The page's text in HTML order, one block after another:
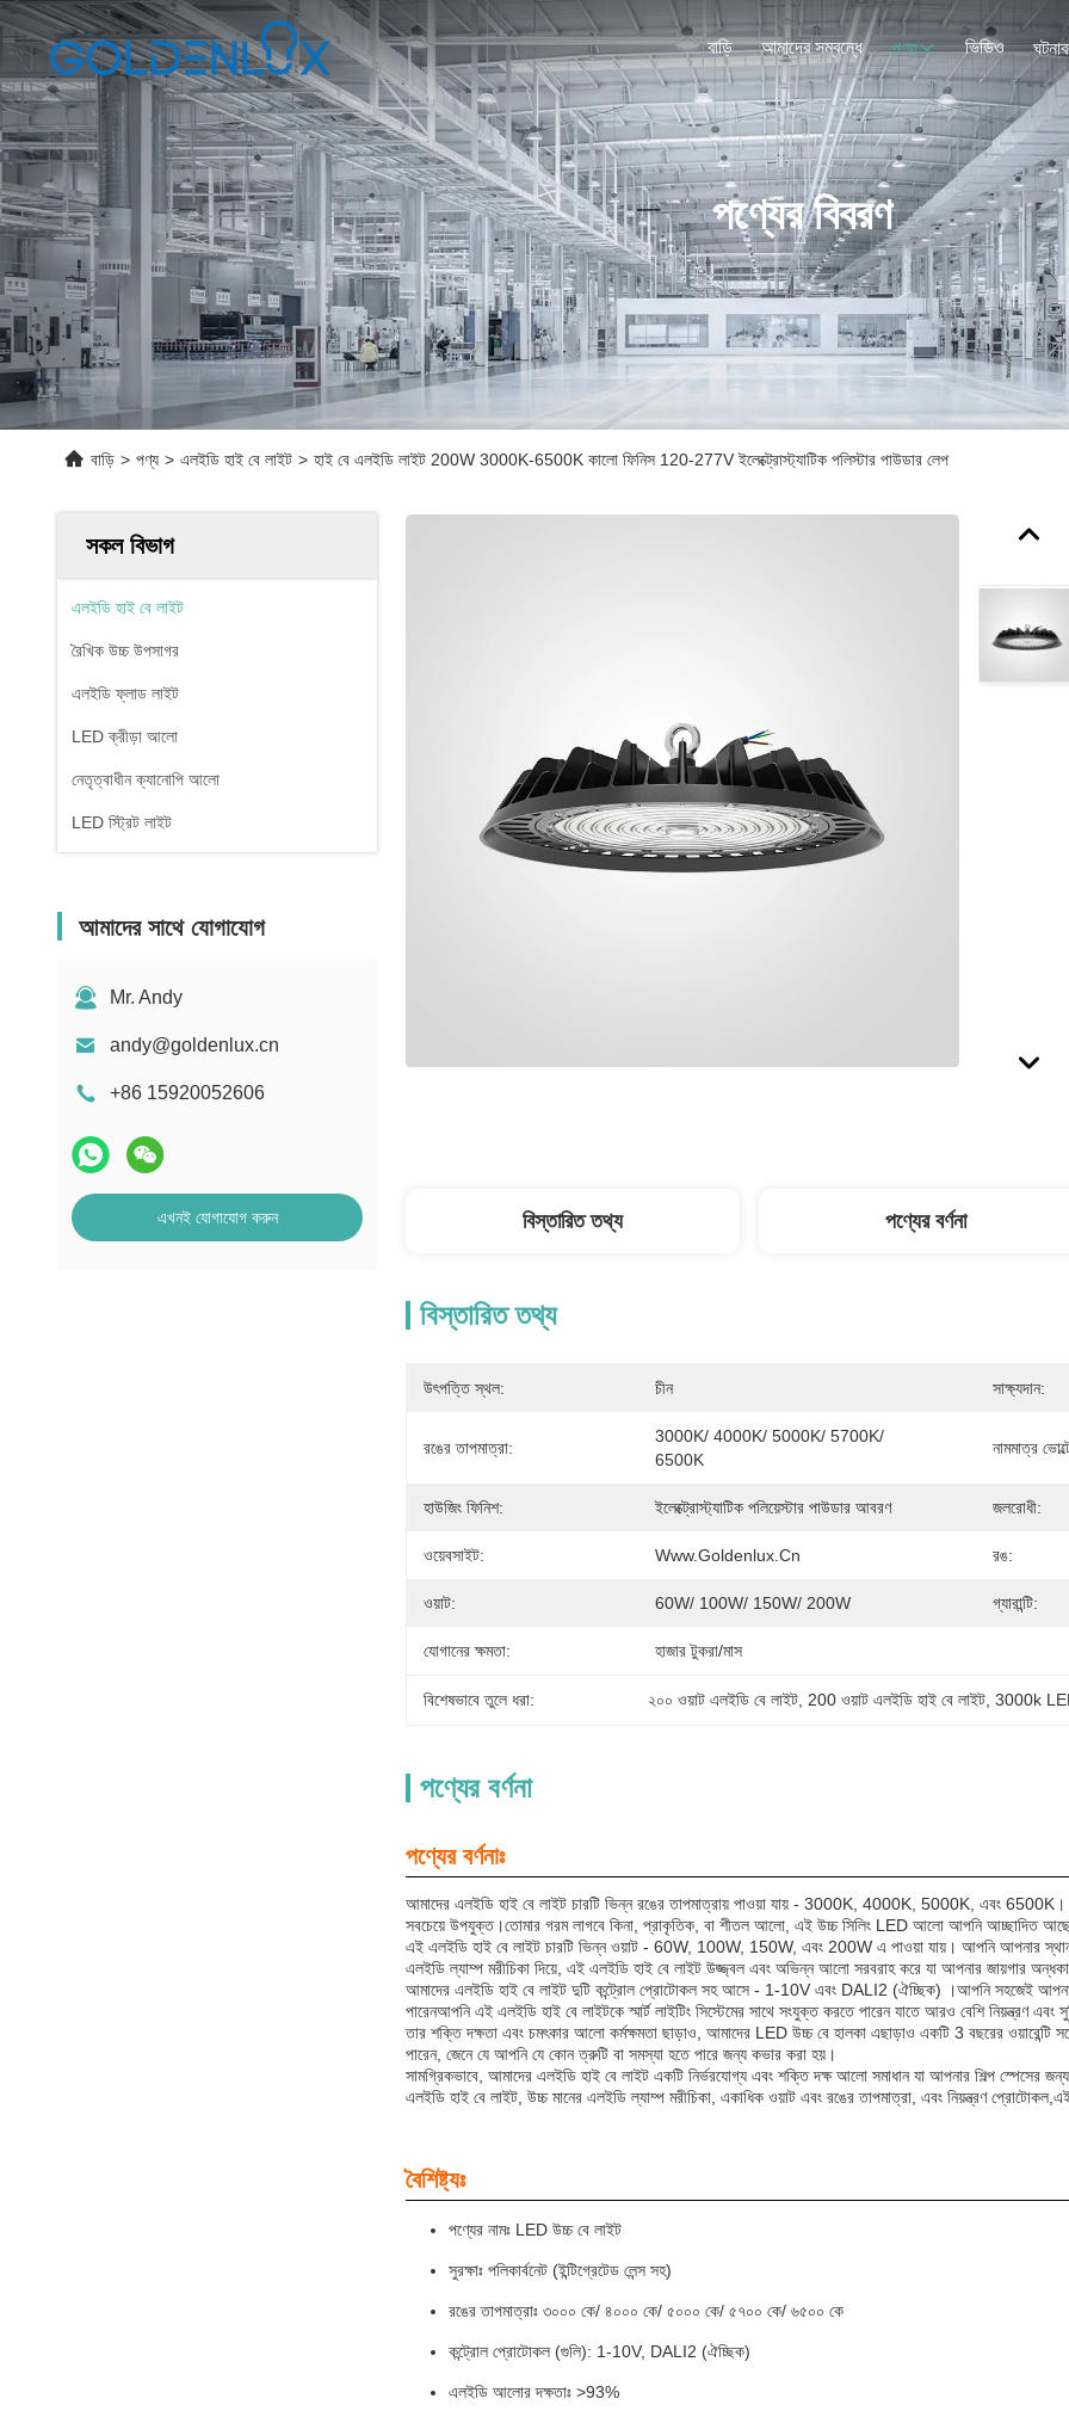
বাড়ি আমাদের সম্বন্ধে পণ্য ভিডিও
পণ্যের বিবরণ
বাড়ি > পণ্য > এলইডি হাই বে লাইট > হাই বে এলইডি লাইট 200W 3000K-6500K কালো ফিনিস 120-277V ইলেক্ট্রোস্ট্যাটিক পলিস্টার পাউডার লেপ
সকল বিভাগ
এলইডি হাই বে লাইট
রৈখিক উচ্চ উপসাগর
এলইডি ফ্লাড লাইট
LED ক্রীড়া আলো
নেতৃত্বাধীন ক্যানোপি আলো
LED স্ট্রিট লাইট
আমাদের সাথে যোগাযোগ
Mr. Andy
andy@goldenlux.cn
+86 15920052606
এখনই যোগাযোগ করুন বিস্তারিত তথ্য পণ্যের বর্ণনা
বিস্তারিত তথ্য
উৎপত্তি স্থল: চীন সাক্ষ্যদান:
রঙের তাপমাত্রা:
3000K/ 4000K/ 5000K/ 5700K/
6500K
নামমাত্র
হাউজিং ফিনিশ: ইলেক্ট্রোস্ট্যাটিক পলিয়েস্টার পাউডার আবরণ জলরোধী:
ওয়েবসাইট: Www.goldenlux.cn রঙ:
ওয়াট: 60W/ 100W/ 150W/ 200W গ্যারান্টি:
যোগানের ক্ষমতা: হাজার টুকরা/মাস
বিশেষভাবে তুলে ধরা: ২০০ ওয়াট এলইডি বে লাইট 200 ওয়াট এলইডি হাই বে লাইট , 3000k
পণ্যের বর্ণনা
পণ্যের বর্ণনাঃ
আমাদের এলইডি হাই বে লাইট চারটি ভিন্ন রঙের তাপমাত্রায় পাওয়া যায় - 3000K, 4000K, 5000K, এবং 6500K।
সবচেয়ে উপযুক্ত।তোমার গরম লাগবে কিনা, প্রাকৃতিক, বা শীতল আলো, এই উচ্চ সিলিং LED আলো আপনি আচ্ছাদিত আছে.
এই এলইডি হাই বে লাইট চারটি ভিন্ন ওয়াট - 60W, 100W, 150W, এবং 200W এ পাওয়া যায়। আপনি আপনার
এলইডি ল্যাম্প মরীচিকা দিয়ে, এই এলইডি হাই বে লাইট উজ্জ্বল এবং অভিন্ন আলো সরবরাহ করে যা আপনার জায়গার
আমাদের এলইডি হাই বে লাইট দুটি কন্ট্রোল প্রোটোকল সহ আসে - 1-10V এবং DALI2 (ঐচ্ছিক) ।আপনি সহজেই আপনার
পারেনআপনি এই এলইডি হাই বে লাইটকে স্মার্ট লাইটিং সিস্টেমের সাথে সংযুক্ত করতে পারেন যাতে আরও বেশি নিয়ন্ত্রণ এবং
তার শক্তি দক্ষতা এবং চমৎকার আলো কর্মক্ষমতা ছাড়াও, আমাদের LED উচ্চ বে হালকা এছাড়াও একটি 3 বছরের
পারেন, জেনে যে আপনি যে কোন ত্রুটি বা সমস্যা হতে পারে জন্য কভার করা হয়।
সামগ্রিকভাবে, আমাদের এলইডি হাই বে লাইট একটি নির্ভরযোগ্য এবং শক্তি দক্ষ আলো সমাধান যা আপনার শিল্প
এলইডি হাই বে লাইট, উচ্চ মানের এলইডি ল্যাম্প মরীচিকা, একাধিক ওয়াট এবং রঙের তাপমাত্রা, এবং নিয়ন্ত্রণ
বৈশিষ্ট্যঃ
পণ্যের নামঃ LED উচ্চ বে লাইট
সুরক্ষাঃ পলিকার্বনেট (ইন্টিগ্রেটেড লেন্স সহ)
রঙের তাপমাত্রাঃ ৩০০০ কে/ ৪০০০ কে/ ৫০০০ কে/ ৫৭০০ কে/ ৬৫০০ কে
কন্ট্রোল প্রোটোকল (গুলি): 1-10V, DALI2 (ঐচ্ছিক)
এলইডি আলোর দক্ষতাঃ >93%